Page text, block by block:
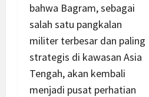
bahwa Bagram, sebagai
salah satu pangkalan
militer terbesar dan paling
strategis di kawasan Asia
Tengah, akan kembali
menjadi pusat perhatian